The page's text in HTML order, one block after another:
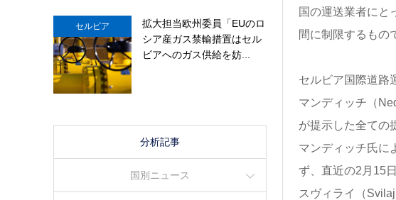
国の運送業者にと
間に制限するもの
セルビア国際道路
マンディッチ（
が提示した全ての
マンディッチ氏に
ず、直近の2月15
スヴィライ（
セルビア
拡大担当欧州委員「EUのロ
シア産ガス禁輸措置はセル
ビアへのガス供給を妨...
分析記事
国別ニュース